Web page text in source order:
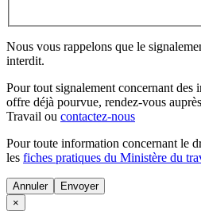
Nous vous rappelons que le
interdit.
Pour tout signalement concernant des
offre déjà pourvue, rendez-vous
Travail ou contactez-nous
Pour toute information concernant le
les fiches pratiques du Ministère du
Annuler
×